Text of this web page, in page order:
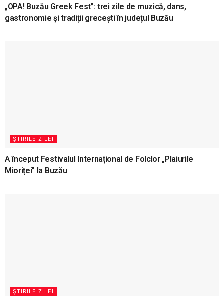
„OPA! Buzău Greek Fest”: trei zile de muzică, dans,
gastronomie și tradiții grecești în județul Buzău
ȘTIRILE ZILEI
A început Festivalul Internațional de Folclor „Plaiurile
Mioriței” la Buzău
ȘTIRILE ZILEI